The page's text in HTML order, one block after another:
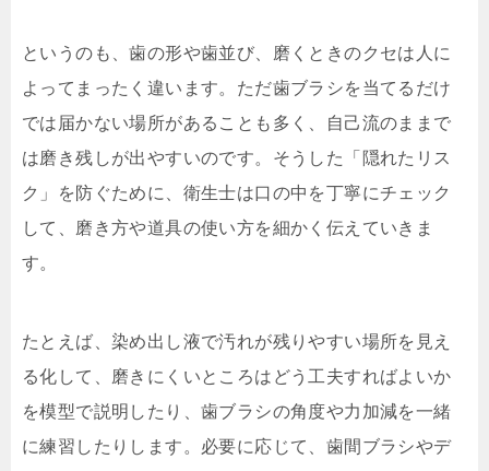
というのも、歯の形や歯並び、磨くときのクセは人に
よってまったく違います。ただ歯ブラシを当てるだけ
では届かない場所があることも多く、自己流のままで
は磨き残しが出やすいのです。そうした「隠れたリス
ク」を防ぐために、衛生士は口の中を丁寧にチェック
して、磨き方や道具の使い方を細かく伝えていきま
す。
たとえば、染め出し液で汚れが残りやすい場所を見え
る化して、磨きにくいところはどう工夫すればよいか
を模型で説明したり、歯ブラシの角度や力加減を一緒
に練習したりします。必要に応じて、歯間ブラシやデ